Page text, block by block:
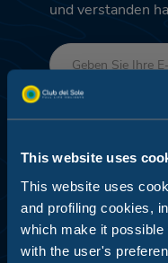
This website uses
This website uses
and profiling cookies,
which make it
with the user's
und verstanden
DEDIZIERTE
DATENANALYSE
Ich stimme zu